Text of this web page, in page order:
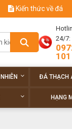
Kiến thức về đá
24/7:
ĐÁ THẠCH
HẠNG